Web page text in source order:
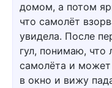
домом, а потом
что самолёт
увидела. После
гул, понимаю, что
самолёта и
в окно и вижу